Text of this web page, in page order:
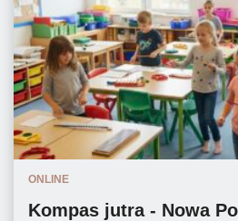
ONLINE
Kompas jutra - Nowa